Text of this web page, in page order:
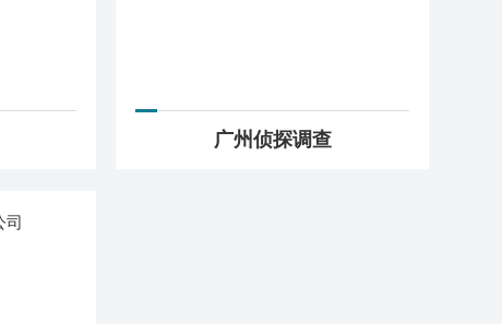
广州侦探调查